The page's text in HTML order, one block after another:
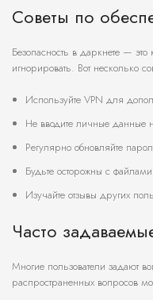
Советы по
Безопасность в даркнете — это
игнорировать. Вот несколько
Используйте VPN для
Не вводите личные данные
Регулярно обновляйте
Будьте осторожны с
Изучайте отзывы других
Часто
Многие пользователи задают
распространенных вопросов